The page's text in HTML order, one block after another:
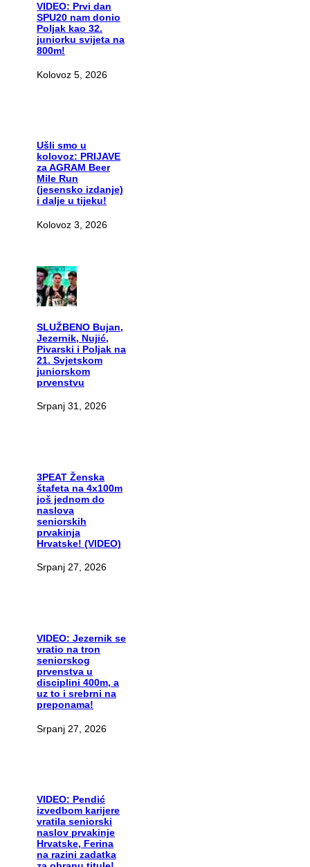
VIDEO: Prvi dan
SPU20 nam donio
Poljak kao 32.
juniorku svijeta na
800m!
Kolovoz 5, 2026
Ušli smo u
kolovoz: PRIJAVE
za AGRAM Beer
Mile Run
(jesensko izdanje)
i dalje u tijeku!
Kolovoz 3, 2026
SLUŽBENO Bujan,
Jezernik, Nujić,
Pivarski i Poljak na
21. Svjetskom
juniorskom
prvenstvu
Srpanj 31, 2026
3PEAT Ženska
štafeta na 4x100m
još jednom do
naslova
seniorskih
prvakinja
Hrvatske! (VIDEO)
Srpanj 27, 2026
VIDEO: Jezernik se
vratio na tron
seniorskog
prvenstva u
disciplini 400m, a
uz to i srebrni na
preponama!
Srpanj 27, 2026
VIDEO: Pendić
izvedbom karijere
vratila seniorski
naslov prvakinje
Hrvatske, Ferina
na razini zadatka